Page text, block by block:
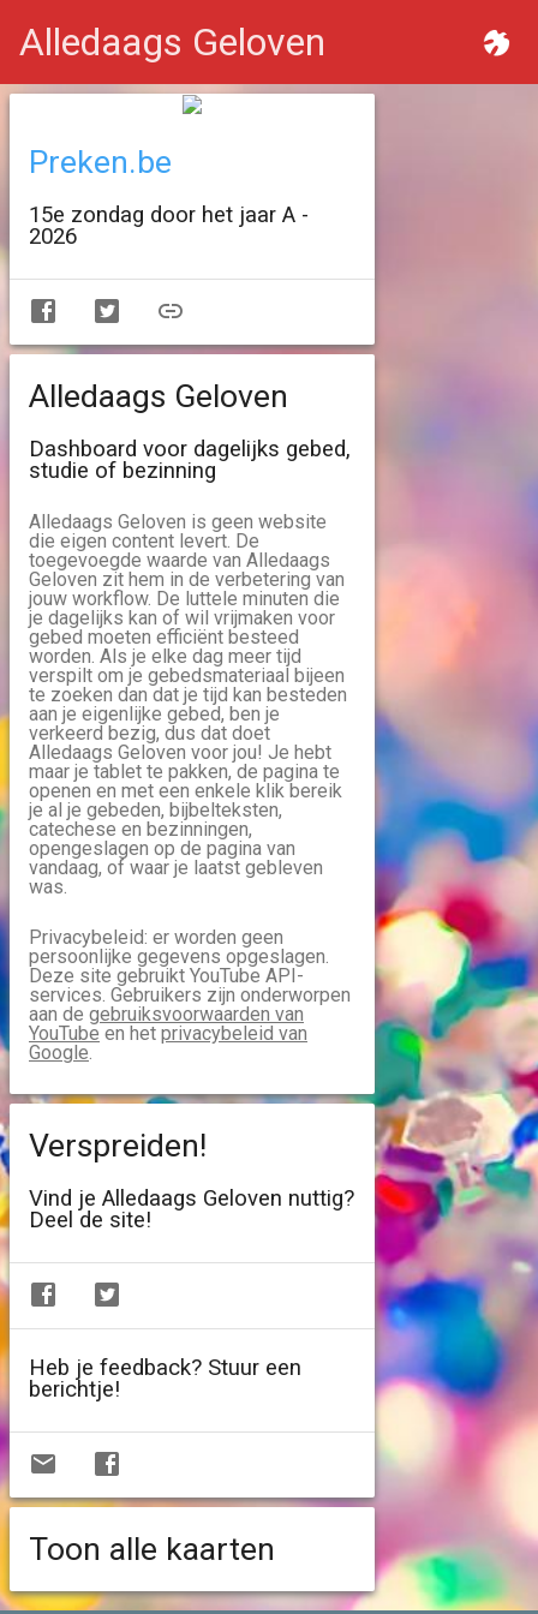
Alledaags Geloven
Preken.be
15e zondag door het jaar A -
2026
Alledaags Geloven
Dashboard voor dagelijks gebed,
studie of bezinning
Alledaags Geloven is geen website
die eigen content levert. De
toegevoegde waarde van Alledaags
Geloven zit hem in de verbetering van
jouw workflow. De luttele minuten die
je dagelijks kan of wil vrijmaken voor
gebed moeten efficiënt besteed
worden. Als je elke dag meer tijd
verspilt om je gebedsmateriaal bijeen
te zoeken dan dat je tijd kan besteden
aan je eigenlijke gebed, ben je
verkeerd bezig, dus dat doet
Alledaags Geloven voor jou! Je hebt
maar je tablet te pakken, de pagina te
openen en met een enkele klik bereik
je al je gebeden, bijbelteksten,
catechese en bezinningen,
opengeslagen op de pagina van
vandaag, of waar je laatst gebleven
was.
Privacybeleid: er worden geen
persoonlijke gegevens opgeslagen.
Deze site gebruikt YouTube API-
services. Gebruikers zijn onderworpen
aan de gebruiksvoorwaarden van
YouTube en het privacybeleid van
Google.
Verspreiden!
Vind je Alledaags Geloven nuttig?
Deel de site!
Heb je feedback? Stuur een
berichtje!
Toon alle kaarten